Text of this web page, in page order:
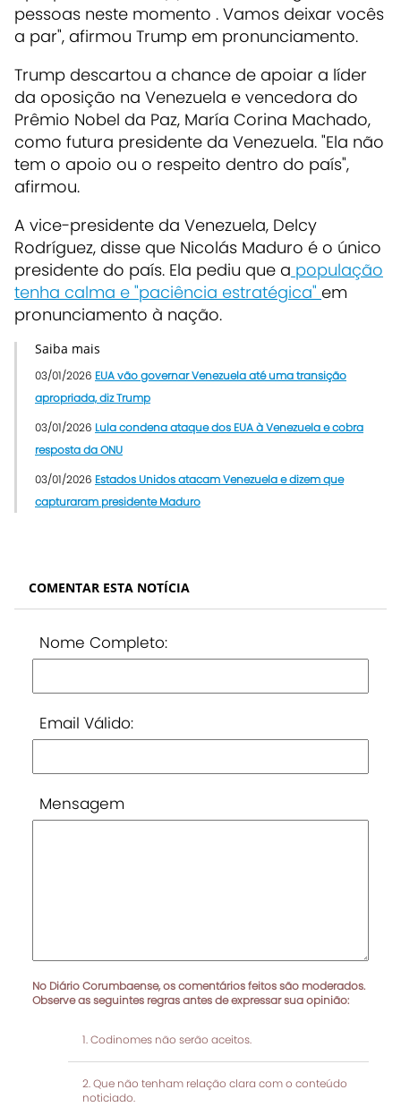
pessoas neste momento . Vamos deixar vocês
a par", afirmou Trump em pronunciamento.
Trump descartou a chance de apoiar a líder
da oposição na Venezuela e vencedora do
Prêmio Nobel da Paz, María Corina Machado,
como futura presidente da Venezuela. "Ela não
tem o apoio ou o respeito dentro do país",
afirmou.
A vice-presidente da Venezuela, Delcy
Rodríguez, disse que Nicolás Maduro é o único
presidente do país. Ela pediu que a população
tenha calma e "paciência estratégica" em
pronunciamento à nação.
Saiba mais
03/01/2026 EUA vão governar Venezuela até uma transição
apropriada, diz Trump
03/01/2026 Lula condena ataque dos EUA à Venezuela e cobra
resposta da ONU
03/01/2026 Estados Unidos atacam Venezuela e dizem que
capturaram presidente Maduro
COMENTAR ESTA NOTÍCIA
Nome Completo:
Email Válido:
Mensagem
No Diário Corumbaense, os comentários feitos são moderados.
Observe as seguintes regras antes de expressar sua opinião:
Codinomes não serão aceitos.
Que não tenham relação clara com o conteúdo
noticiado.